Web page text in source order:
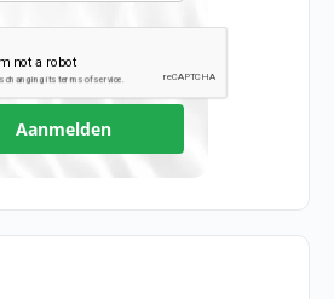
Aanmelden